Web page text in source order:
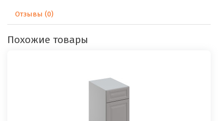
Отзывы (0)
Похожие товары